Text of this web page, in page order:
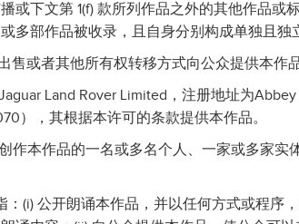
或下文第 1(f) 款所列作品之外的其他作品
多部作品被收录，且自身分别构成单独且独
售或者其他所有权转移方式向公众提供本作
Land Rover Limited，注册地址为
），其根据本许可的条款提供本作品。
作本作品的一名或多名个人、一家或多家实
：(i) 公开朗诵本作品，并以任何方式或程序